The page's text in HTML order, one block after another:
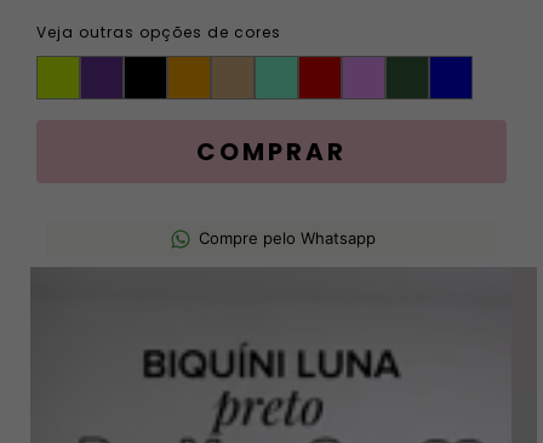
Veja outras opções de cores
Compre pelo Whatsapp